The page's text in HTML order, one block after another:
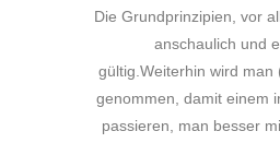
Die Grundprinzipien, vor
anschaulich und
gültig.Weiterhin wird man
genommen, damit einem
passieren, man besser